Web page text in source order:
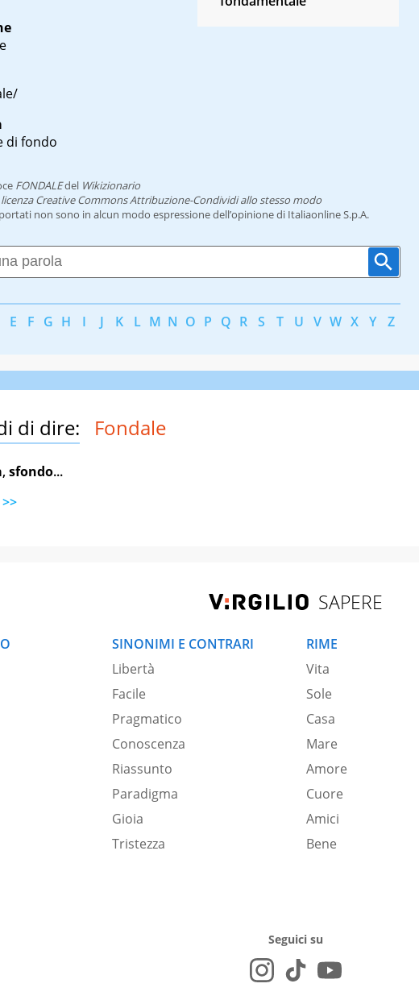
di fondo
FONDALEdel Wikizionario
licenza Creative Commons Attribuzione-Condividi allo stesso modo
non sono in alcun modo espressione dell’opinione di Italiaonline S.p.A.
E F G H I J K L M N O P Q R S T U V W X Y Z
di dire: Fondale
,sfondo...
SAPERE
SINONIMI E CONTRARI
Libertà
Facile
Pragmatico
Conoscenza
Riassunto
Paradigma
Gioia
Tristezza
RIME
Vita
Sole
Casa
Mare
Amore
Cuore
Amici
Bene
Seguici su